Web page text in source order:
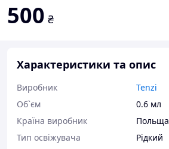
500 ₴
Характеристики та опис
Виробник
Tenzi
Об`єм
0.6 мл
Країна виробник
Польща
Тип освіжувача
Рідкий